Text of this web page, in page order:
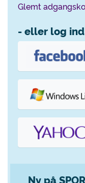
Glemt
- eller log
Ny på